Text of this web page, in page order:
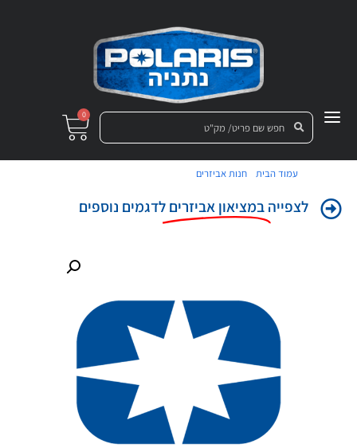
0
עמוד הבית חנות אביזרים
לצפייהבמציאון אביזרים לדגמים נוספים